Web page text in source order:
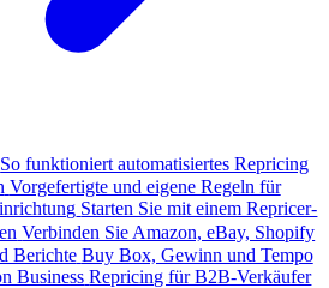
So funktioniert automatisiertes Repricing
Vorgefertigte und eigene Regeln für
Starten Sie mit einem Repricer-
Verbinden Sie Amazon, eBay, Shopify
Berichte Buy Box, Gewinn und Tempo
Business Repricing für B2B-Verkäufer